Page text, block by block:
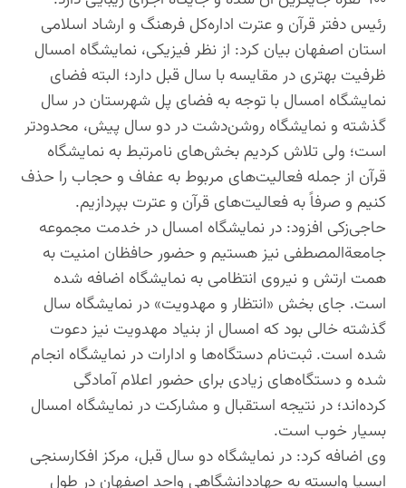
رئیس دفتر قرآن و عترت اداره‌کل فرهنگ و ارشاد اسلامی
استان اصفهان بیان کرد: از نظر فیزیکی، نمایشگاه امسال
ظرفیت بهتری در مقایسه با سال قبل دارد؛ البته فضای
نمایشگاه امسال با توجه به فضای پل شهرستان در سال
گذشته و نمایشگاه روشن‌دشت در دو سال پیش، محدودتر
است؛ ولی تلاش کردیم بخش‌های نامرتبط به نمایشگاه
قرآن از جمله فعالیت‌های مربوط به عفاف و حجاب را حذف
کنیم و صرفاً به فعالیت‌های قرآن و عترت بپردازیم.
حاجی‌زکی افزود: در نمایشگاه امسال در خدمت مجموعه
جامعةالمصطفی نیز هستیم و حضور حافظان امنیت به
همت ارتش و نیروی انتظامی به نمایشگاه اضافه شده
است. جای بخش «انتظار و مهدویت» در نمایشگاه سال
گذشته خالی بود که امسال از بنیاد مهدویت نیز دعوت
شده است. ثبت‌نام دستگاه‌ها و ادارات در نمایشگاه انجام
شده و دستگاه‌های زیادی برای حضور اعلام آمادگی
کرده‌اند؛ در نتیجه استقبال و مشارکت در نمایشگاه امسال
بسیار خوب است.
وی اضافه کرد: در نمایشگاه دو سال قبل، مرکز افکارسنجی
ایسپا وابسته به جهاددانشگاهی واحد اصفهان در طول